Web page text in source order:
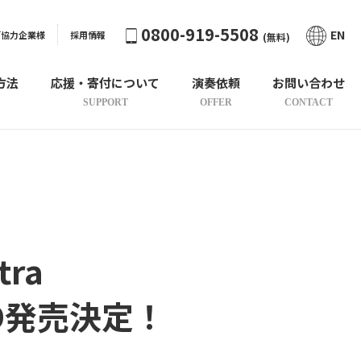
法 応援・寄付について
SUPPORT
演奏依頼
OFFER
お問い合わせ
CONTACT
力企業様 採用情報 0800-919-5508 (無料) EN
売決定！